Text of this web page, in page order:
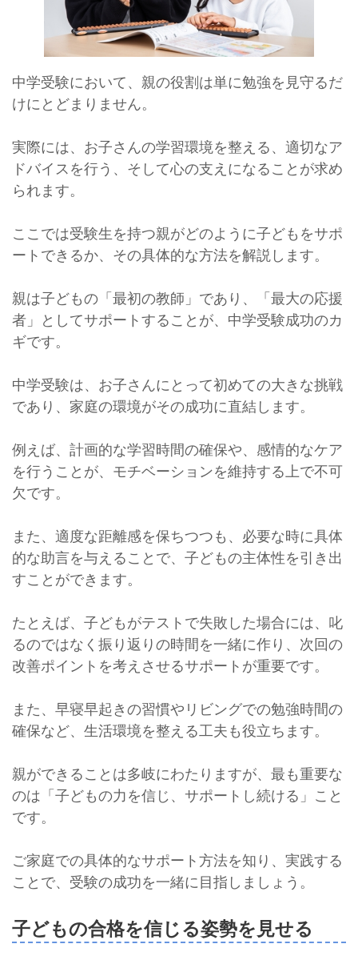
中学受験において、親の役割は単に勉強を見守るだ
けにとどまりません。
実際には、お子さんの学習環境を整える、適切なア
ドバイスを行う、そして心の支えになることが求め
られます。
ここでは受験生を持つ親がどのように子どもをサポ
ートできるか、その具体的な方法を解説します。
親は子どもの「最初の教師」であり、「最大の応援
者」としてサポートすることが、中学受験成功のカ
ギです。
中学受験は、お子さんにとって初めての大きな挑戦
であり、家庭の環境がその成功に直結します。
例えば、計画的な学習時間の確保や、感情的なケア
を行うことが、モチベーションを維持する上で不可
欠です。
また、適度な距離感を保ちつつも、必要な時に具体
的な助言を与えることで、子どもの主体性を引き出
すことができます。
たとえば、子どもがテストで失敗した場合には、叱
るのではなく振り返りの時間を一緒に作り、次回の
改善ポイントを考えさせるサポートが重要です。
また、早寝早起きの習慣やリビングでの勉強時間の
確保など、生活環境を整える工夫も役立ちます。
親ができることは多岐にわたりますが、最も重要な
のは「子どもの力を信じ、サポートし続ける」こと
です。
ご家庭での具体的なサポート方法を知り、実践する
ことで、受験の成功を一緒に目指しましょう。
子どもの合格を信じる姿勢を見せる